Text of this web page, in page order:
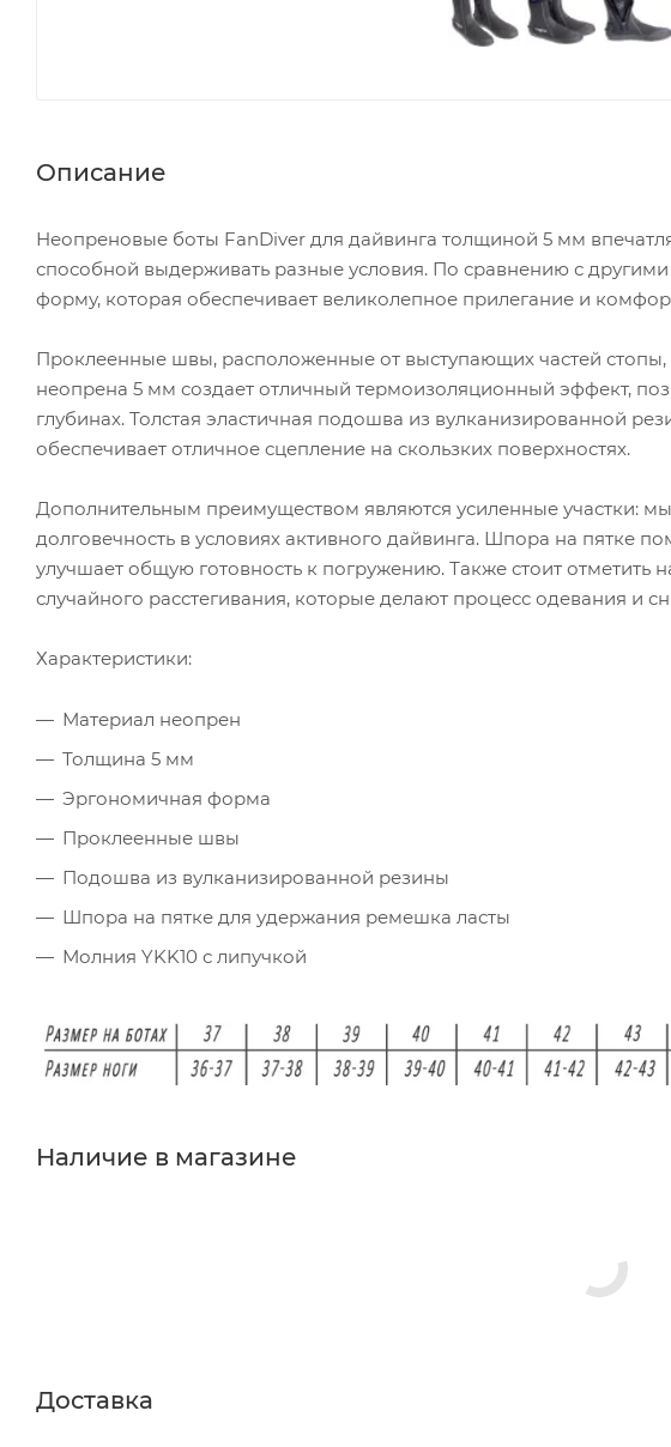
Описание
Неопреновые боты FanDiver для дайвинга толщиной 5 мм
способной выдерживать разные условия. По сравнению с
форму, которая обеспечивает великолепное прилегание и
Проклеенные швы, расположенные от выступающих частей
неопрена 5 мм создает отличный термоизоляционный эффект,
глубинах. Толстая эластичная подошва из вулканизированной
обеспечивает отличное сцепление на скользких поверхностях.
Дополнительным преимуществом являются усиленные участки:
долговечность в условиях активного дайвинга. Шпора на пятке
улучшает общую готовность к погружению. Также стоит
случайного расстегивания, которые делают процесс одевания и
Характеристики:
Материал неопрен
Толщина 5 мм
Эргономичная форма
Проклеенные швы
Подошва из вулканизированной резины
Шпора на пятке для удержания ремешка ласты
Молния YKK10 с липучкой
Наличие в магазине
Доставка